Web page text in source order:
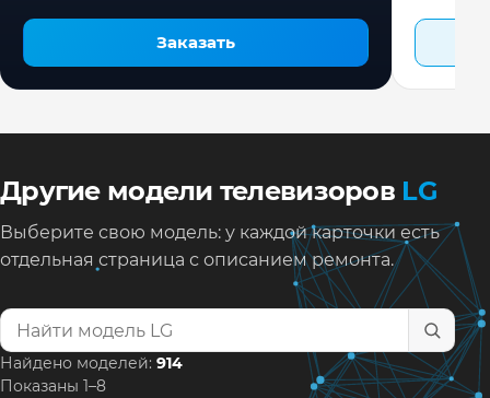
Заказать
Другие модели телевизоров LG
Выберите свою модель: у каждой карточки есть
отдельная страница с описанием ремонта.
Найти модель телевизора
Найдено моделей: 914
Показаны 1–8